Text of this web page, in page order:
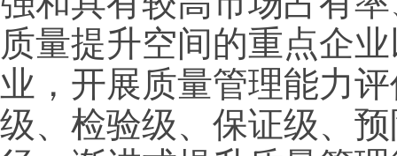
质量提升空间的重点企
业，开展质量管理能力
级、检验级、保证级、